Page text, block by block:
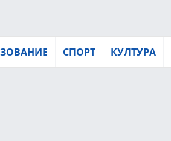
СПОРТ КУЛТУРА